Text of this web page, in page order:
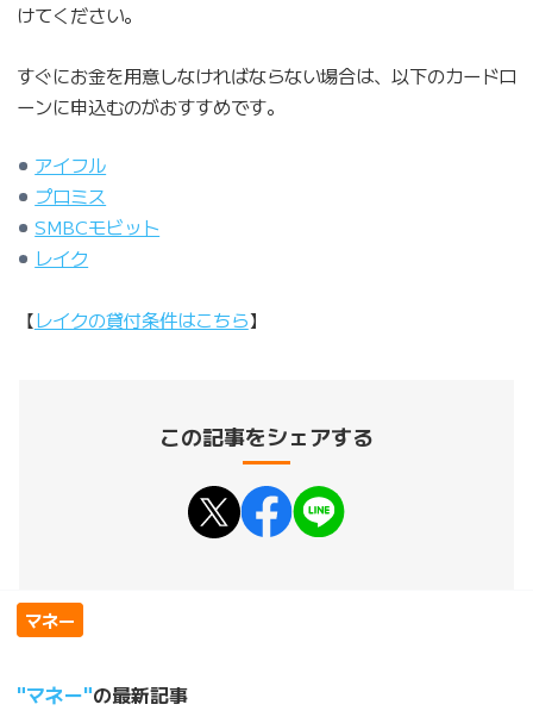
けてください。
すぐにお金を用意しなければならない場合は、以下のカードロ
ーンに申込むのがおすすめです。
アイフル
プロミス
SMBCモビット
レイク
【レイクの貸付条件はこちら】
この記事をシェアする
マネー
マネー の最新記事